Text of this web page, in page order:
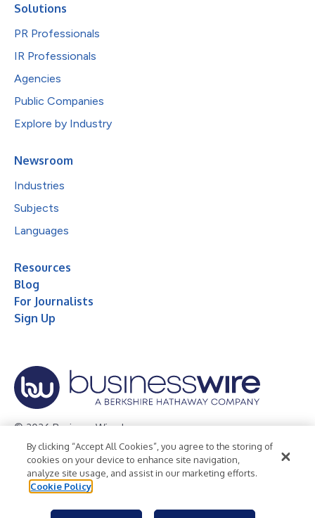
Solutions
PR Professionals
IR Professionals
Agencies
Public Companies
Explore by Industry
Newsroom
Industries
Subjects
Languages
Resources
Blog
For Journalists
Sign Up
© 2026 Business Wire, Inc.
Privacy Policy Cookie Policy
Accessibility Statement
Terms of Use
Legal
By clicking “Accept All Cookies”, you agree to the storing of
cookies on your device to enhance site navigation,
analyze site usage, and assist in our marketing efforts.
Cookie Policy